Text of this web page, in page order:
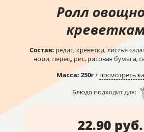
Ролл
Состав: редис, креветки, листья
нори, перец, рис, рисовая бумага,
Масса: 250г/ посмотреть
Блюдо подходит для:
22.90 руб.